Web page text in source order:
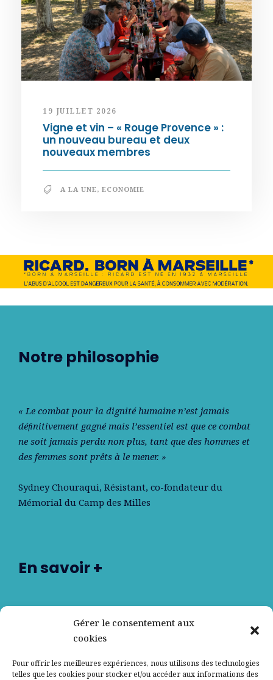
Gérer le consentement aux
cookies
Pour offrir les meilleures expériences, nous utilisons des technologies
telles que les cookies pour stocker et/ou accéder aux informations des
19 JUILLET 2026
Vigne et vin – « Rouge Provence » :
un nouveau bureau et deux
nouveaux membres
A LA UNE, ECONOMIE
Notre philosophie
« Le combat pour la dignité humaine n’est jamais
déﬁnitivement gagné mais l’essentiel est que ce combat
ne soit jamais perdu non plus, tant que des hommes et
des femmes sont prêts à le mener. »
Sydney Chouraqui, Résistant, co-fondateur du
Mémorial du Camp des Milles
En savoir +
Nos partenaires